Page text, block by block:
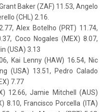
Baker (ZAF) 11.53, Angelo
(CHL) 2.16.
Alex Botelho (PRT) 11.74,
Coco Nogales (MEX) 8.07,
(USA) 3.13
Kai Lenny (HAW) 16.54, Nic
(USA) 13.51, Pedro Calado
7.77
12.66, Jamie Mitchell (AUS)
8.10, Francisco Porcella (ITA)